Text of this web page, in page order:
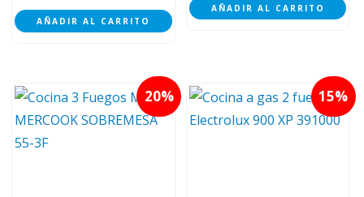
AÑADIR AL CARRITO
AÑADIR AL CARRITO
20 15